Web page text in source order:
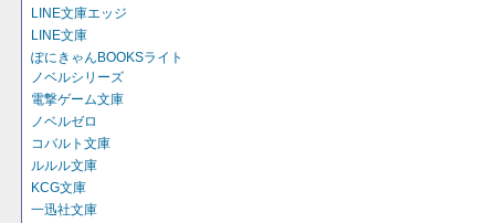
LINE文庫エッジ
LINE文庫
ぽにきゃんBOOKSライト
ノベルシリーズ
電撃ゲーム文庫
ノベルゼロ
コバルト文庫
ルルル文庫
KCG文庫
一迅社文庫